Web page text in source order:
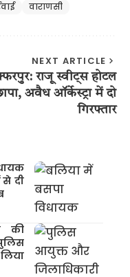
वाराणसी
NEXT ARTICLE
राजू स्वीट्स होटल
अवैध ऑर्केस्ट्रा में दो
गिरफ्तार
दी
की